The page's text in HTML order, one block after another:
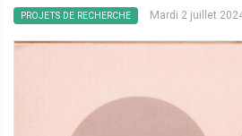
PROJETS DE RECHERCHE Mardi 2 juillet